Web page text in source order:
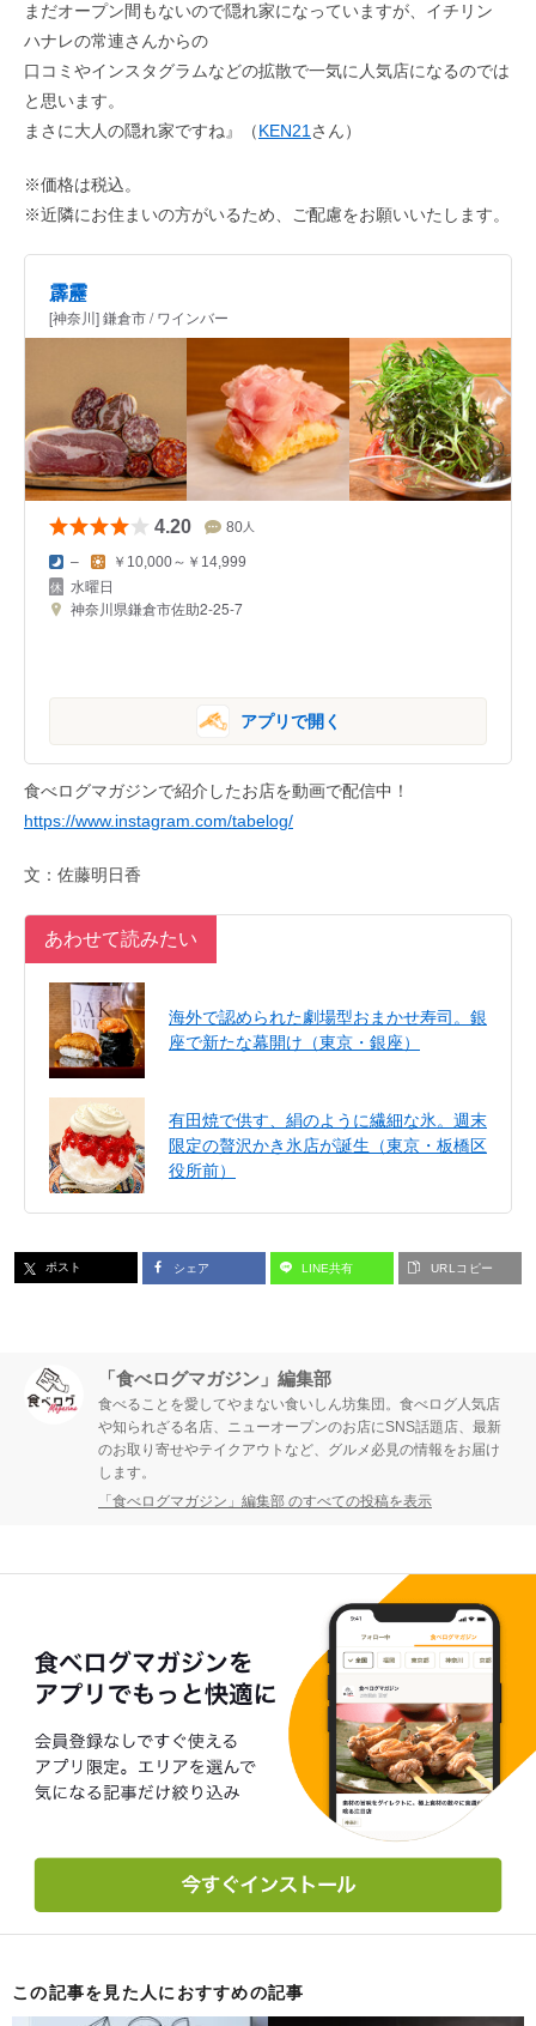
まだオープン間もないので隠れ家になっていますが、イチリン
ハナレの常連さんからの
口コミやインスタグラムなどの拡散で一気に人気店になるのでは
と思います。
まさに大人の隠れ家ですね』（KEN21 さん）
※価格は税込。
※近隣にお住まいの方がいるため、ご配慮をお願いいたします。
霹靂
[神奈川] 鎌倉市 / ワインバー
4.20 80人
– ￥10,000～￥14,999
水曜日
神奈川県鎌倉市佐助2-25-7
アプリで開く
食べログマガジンで紹介したお店を動画で配信中！
https://www.instagram.com/tabelog/
文：佐藤明日香
あわせて読みたい
海外で認められた劇場型おまかせ寿司。銀
座で新たな幕開け（東京・銀座）
有田焼で供す、絹のように繊細な氷。週末
限定の贅沢かき氷店が誕生（東京・板橋区
役所前）
ポスト シェア LINE共有 URLコピー
「食べログマガジン」編集部
食べることを愛してやまない食いしん坊集団。食べログ人気店
や知られざる名店、ニューオープンのお店にSNS話題店、最新
のお取り寄せやテイクアウトなど、グルメ必見の情報をお届け
します。
「食べログマガジン」編集部 のすべての投稿を表示
この記事を見た人におすすめの記事